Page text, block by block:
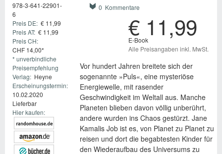
978-3-641-22901-
6
Preis DE: € 11,99
Preis AT: € 11,99
Preis CH:
CHF 14,00*
* unverbindliche
Preisempfehlung
Verlag: Heyne
Erscheinungstermin:
10.02.2020
Lieferbar
Hier kaufen:
0 Kommentare
€ 11,99
E-Book
Alle Preisangaben inkl. MwSt.
Vor hundert Jahren breitete sich der
sogenannte »Puls«, eine mysteriöse
Energiewelle, mit rasender
Geschwindigkeit im Weltall aus. Manche
Planeten blieben davon völlig unberührt,
andere wurden ins Chaos gestürzt. Jane
Kamalis Job ist es, von Planet zu Planet zu
reisen und dort die begabtesten Kinder für
den Wiederaufbau des Universums zu